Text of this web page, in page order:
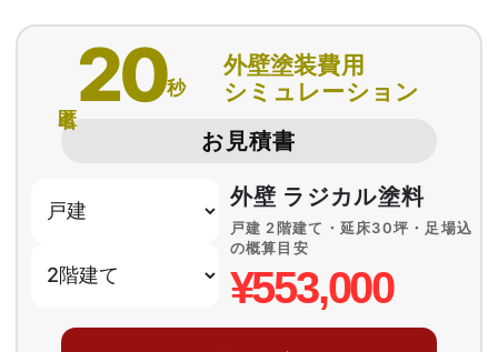
20秒
外壁塗装費用
シミュレーション
お見積書
外壁 ラジカル塗料
戸建 2階建て・延床30坪・足場込
の概算目安
¥553,000